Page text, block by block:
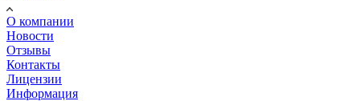
О компании
Новости
Отзывы
Контакты
Лицензии
Информация